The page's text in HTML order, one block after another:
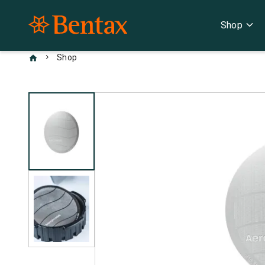
Shop expand_more
chevron_right Shop